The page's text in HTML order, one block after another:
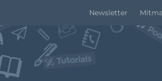
Newsletter